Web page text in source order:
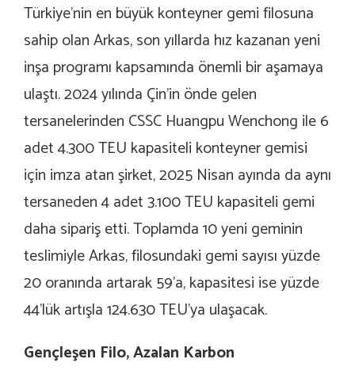
Türkiye’nin en büyük konteyner gemi filosuna
sahip olan Arkas, son yıllarda hız kazanan yeni
inşa programı kapsamında önemli bir aşamaya
ulaştı. 2024 yılında Çin’in önde gelen
tersanelerinden CSSC Huangpu Wenchong ile 6
adet 4.300 TEU kapasiteli konteyner gemisi
için imza atan şirket, 2025 Nisan ayında da aynı
tersaneden 4 adet 3.100 TEU kapasiteli gemi
daha sipariş etti. Toplamda 10 yeni geminin
teslimiyle Arkas, filosundaki gemi sayısı yüzde
20 oranında artarak 59’a, kapasitesi ise yüzde
44’lük artışla 124.630 TEU’ya ulaşacak.
Gençleşen Filo, Azalan Karbon